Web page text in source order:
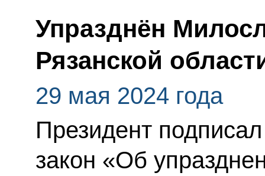
Упразднён
Рязанской
29 мая 2024 года
Президент
закон «Об